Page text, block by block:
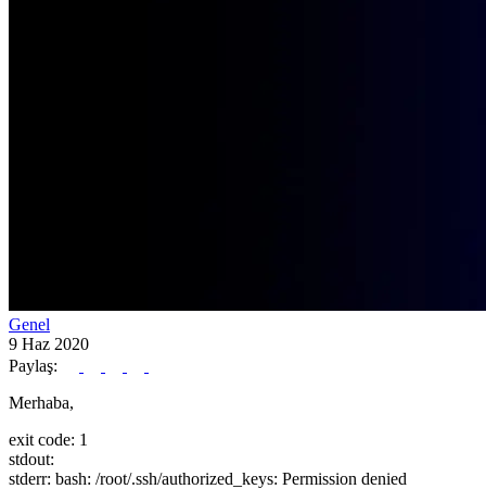
Genel
9 Haz 2020
Paylaş:
Merhaba,
exit code: 1
stdout:
stderr: bash: /root/.ssh/authorized_keys: Permission denied